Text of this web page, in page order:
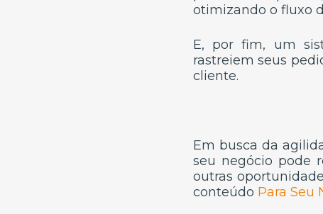
otimizando o fluxo
E, por fim, um
rastreiem seus
cliente.
Em busca da
seu negócio pode
outras
conteúdo Para Seu